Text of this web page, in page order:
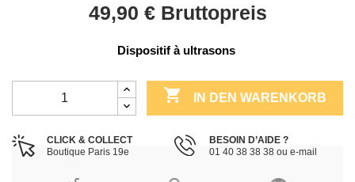
49,90 € Bruttopreis
Dispositif à ultrasons
 IN DEN WARENKORB
CLICK & COLLECT
Boutique Paris 19e
BESOIN D’AIDE ?
01 40 38 38 38 ou e-mail